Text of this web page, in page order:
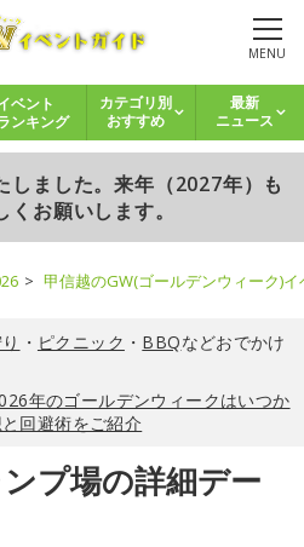
MENU
ベント
ンキング
カテゴリ別
おすすめ
最新
ニュース
しました。来年（2027年）も
くお願いします。
甲信越のGW(ゴールデンウィーク)
・ ピクニック ・ BBQなどおでかけ
年のゴールデンウィークはいつか
回避術をご紹介
プ場の詳細デー